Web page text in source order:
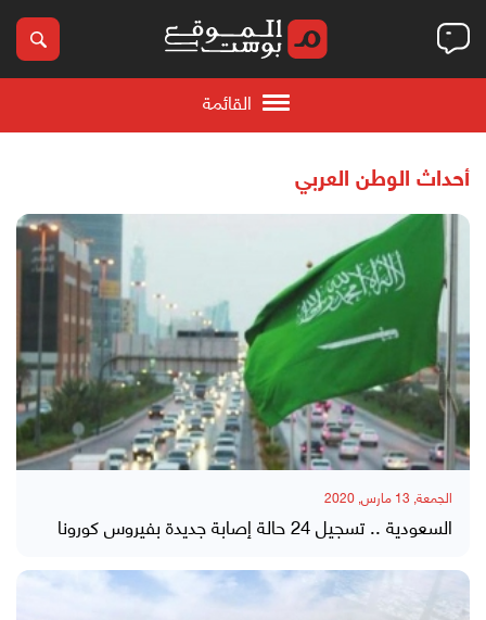
القائمة
أحداث الوطن العربي
الجمعة, 13 مارس, 2020
السعودية .. تسجيل 24 حالة إصابة جديدة بفيروس كورونا